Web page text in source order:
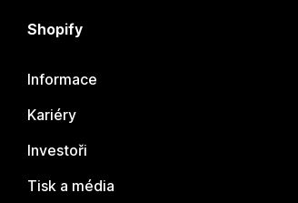
Shopify
Informace
Kariéry
Investoři
Tisk a média